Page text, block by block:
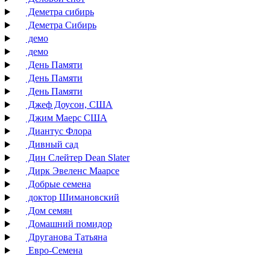
Деметра сибирь
Деметра Сибирь
демо
демо
День Памяти
День Памяти
День Памяти
Джеф Доусон, США
Джим Маерс США
Диантус Флора
Дивный сад
Дин Слейтер Dean Slater
Дирк Эвеленс Маарсе
Добрые семена
доктор Шимановский
Дом семян
Домашний помидор
Друганова Татьяна
Евро-Семена